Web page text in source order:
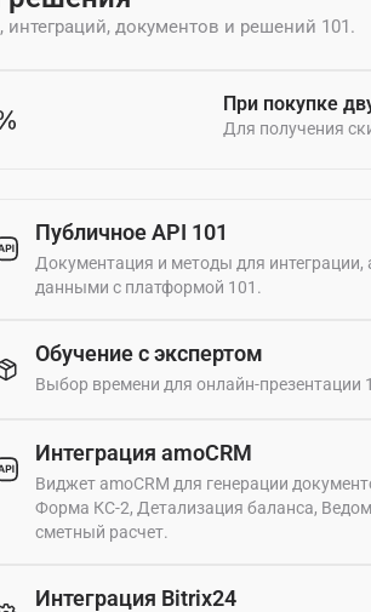
интеграций, документов и решений 101.
При покупке
Для получения
Публичное API 101
Документация и методы для
данными с платформой 101.
Обучение с экспертом
Выбор времени для онлайн-презентации
Интеграция amoCRM
Виджет amoCRM для генерации
Форма КС-2, Детализация баланса,
сметный расчет.
Интеграция Bitrix24